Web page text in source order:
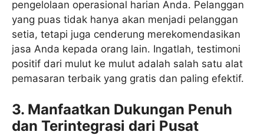
pengelolaan operasional harian Anda. Pelanggan
yang puas tidak hanya akan menjadi pelanggan
setia, tetapi juga cenderung merekomendasikan
jasa Anda kepada orang lain. Ingatlah, testimoni
positif dari mulut ke mulut adalah salah satu alat
pemasaran terbaik yang gratis dan paling efektif.
3. Manfaatkan Dukungan Penuh
dan Terintegrasi dari Pusat